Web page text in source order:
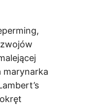
marynarka